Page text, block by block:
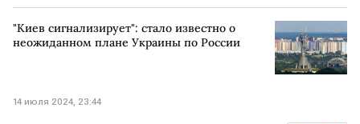
"Киев сигнализирует": стало известно о
неожиданном плане Украины по России
14 июля 2024, 23:44